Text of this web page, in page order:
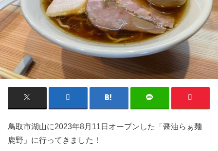
鳥取市湖山に2023年8月11日オープンした「醤油らぁ麺
鹿野」に行ってきました！